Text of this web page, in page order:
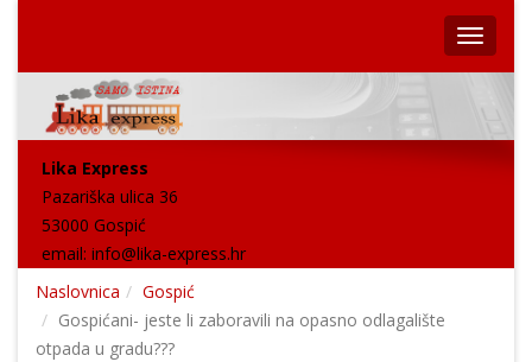
Lika Express
Pazariška ulica 36
53000 Gospić
email: info@lika-express.hr
Naslovnica
Gospić
Gospićani- jeste li zaboravili na opasno odlagalište
otpada u gradu???